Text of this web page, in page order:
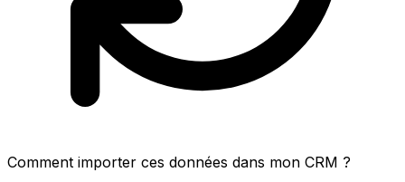
Comment importer ces données dans mon CRM ?